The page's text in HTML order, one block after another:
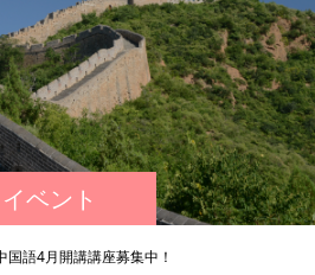
イベント
国語4月開講講座募集中！